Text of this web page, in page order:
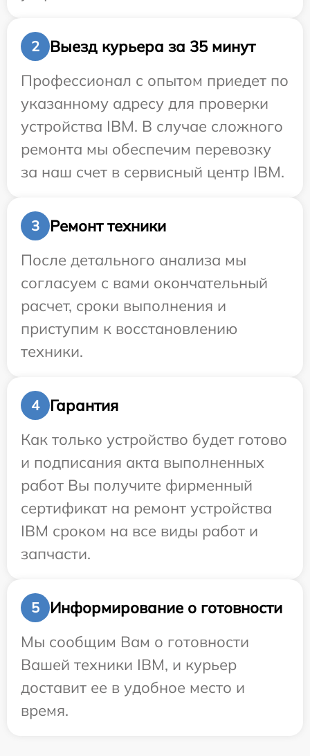
2
Выезд курьера за 35 минут
Профессионал с опытом приедет по
указанному адресу для проверки
устройства IBM. В случае сложного
ремонта мы обеспечим перевозку
за наш счет в сервисный центр IBM.
3
Ремонт техники
После детального анализа мы
согласуем с вами окончательный
расчет, сроки выполнения и
приступим к восстановлению
техники.
4
Гарантия
Как только устройство будет готово
и подписания акта выполненных
работ Вы получите фирменный
сертификат на ремонт устройства
IBM сроком на все виды работ и
запчасти.
5
Информирование о готовности
Мы сообщим Вам о готовности
Вашей техники IBM, и курьер
доставит ее в удобное место и
время.